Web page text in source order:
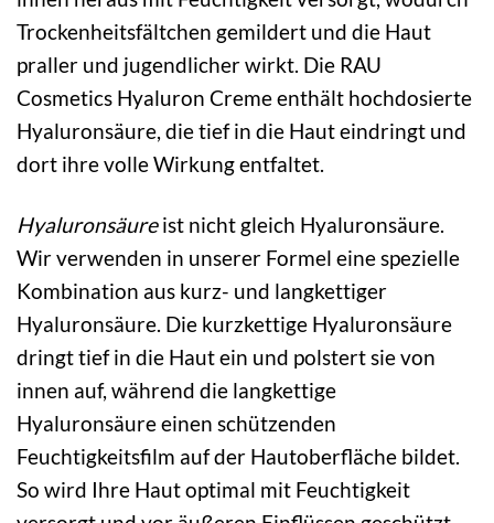
Trockenheitsfältchen gemildert und die Haut
praller und jugendlicher wirkt. Die RAU
Cosmetics Hyaluron Creme enthält hochdosierte
Hyaluronsäure, die tief in die Haut eindringt und
dort ihre volle Wirkung entfaltet.
Hyaluronsäureist nicht gleich Hyaluronsäure.
Wir verwenden in unserer Formel eine spezielle
Kombination aus kurz- und langkettiger
Hyaluronsäure. Die kurzkettige Hyaluronsäure
dringt tief in die Haut ein und polstert sie von
innen auf, während die langkettige
Hyaluronsäure einen schützenden
Feuchtigkeitsfilm auf der Hautoberfläche bildet.
So wird Ihre Haut optimal mit Feuchtigkeit